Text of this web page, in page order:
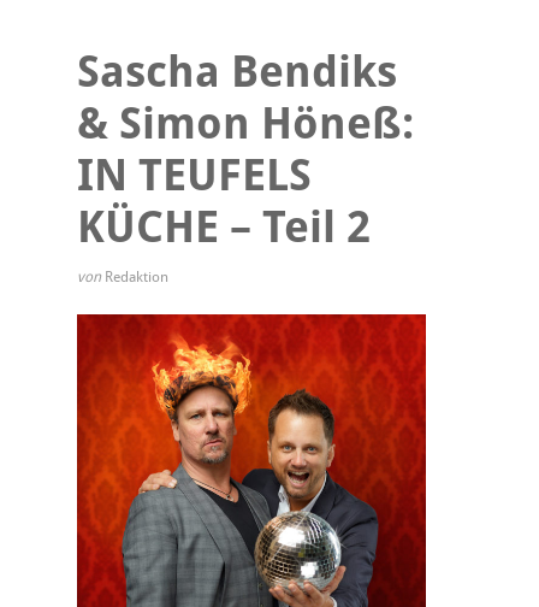
Sascha Bendiks
& Simon Höneß:
IN TEUFELS
KÜCHE – Teil 2
von Redaktion